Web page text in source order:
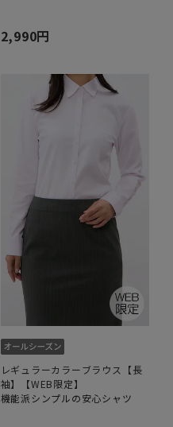
2,990円
レギュラーカラーブラウス【長
袖】【WEB限定】
機能派シンプルの安心シャツ